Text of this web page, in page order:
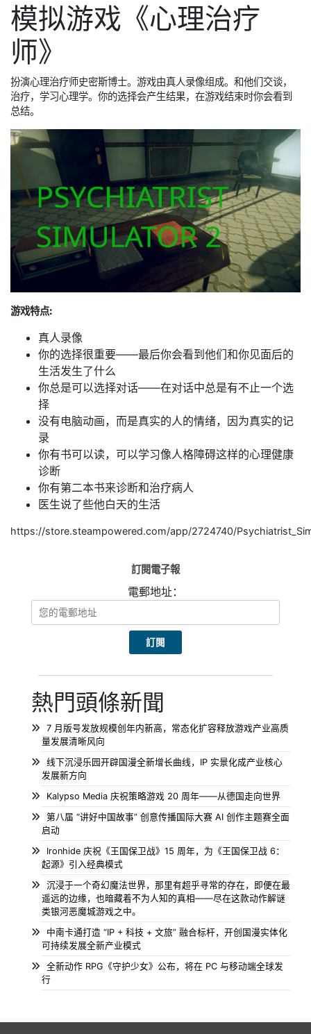
模拟游戏《心理治疗
师》
扮演心理治疗师史密斯博士。游戏由真人录像组成。和他们交谈，
治疗，学习心理学。你的选择会产生结果，在游戏结束时你会看到
总结。
游戏特点:
真人录像
你的选择很重要——最后你会看到他们和你见面后的
生活发生了什么
你总是可以选择对话——在对话中总是有不止一个选
择
没有电脑动画，而是真实的人的情绪，因为真实的记
录
你有书可以读，可以学习像人格障碍这样的心理健康
诊断
你有第二本书来诊断和治疗病人
医生说了些他白天的生活
https://store.steampowered.com/app/2724740/
訂閱電子報
電郵地址：
熱門頭條新聞
7 月版号发放规模创年内新高，常态化扩容释放游戏产业高质
量发展清晰风向
线下沉浸乐园开辟国漫全新增长曲线，IP 实景化成产业核心
发展新方向
Kalypso Media 庆祝策略游戏 20 周年——从德国走向世界
第八届 “讲好中国故事” 创意传播国际大赛 AI 创作主题赛全面
启动
Ironhide 庆祝《王国保卫战》15 周年，为《王国保卫战 6：
起源》引入经典模式
沉浸于一个奇幻魔法世界，那里有超乎寻常的存在，即便在最
遥远的边缘，也暗藏着不为人知的真相——尽在这款动作解谜
类银河恶魔城游戏之中。
中南卡通打造 “IP + 科技 + 文旅” 融合标杆，开创国漫实体化
可持续发展全新产业模式
全新动作 RPG《守护少女》公布，将在 PC 与移动端全球发
行